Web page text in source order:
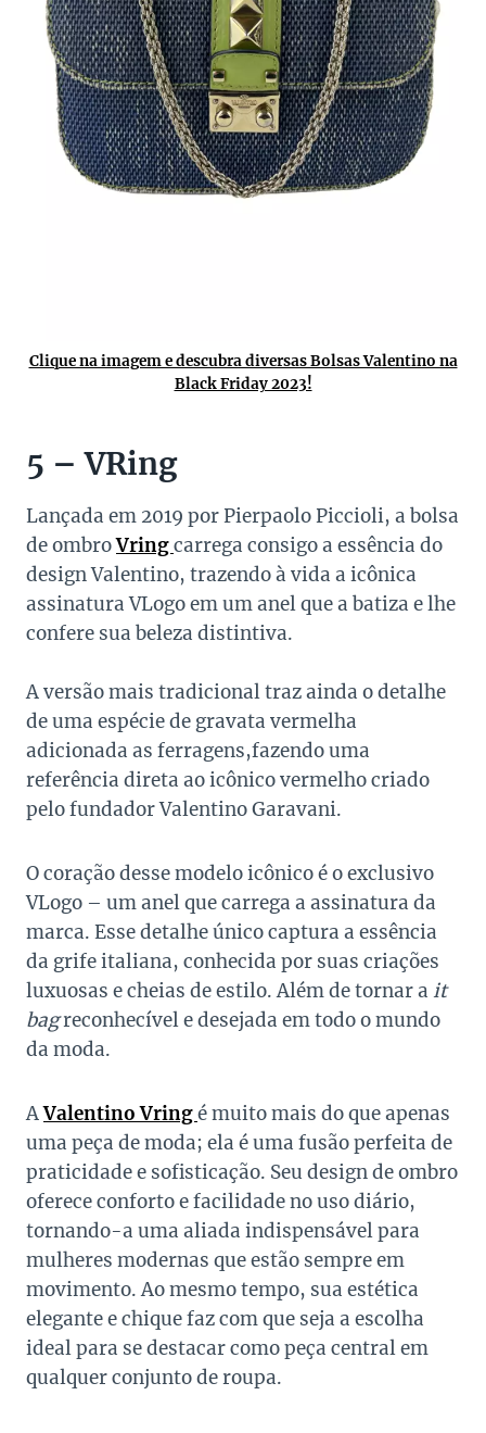
Clique na imagem e descubra diversas Bolsas Valentino na
Black Friday 2023!
5 – VRing
Lançada em 2019 por Pierpaolo Piccioli, a bolsa
de ombroVringcarrega consigo a essência do
design Valentino, trazendo à vida a icônica
assinatura VLogo em um anel que a batiza e lhe
confere sua beleza distintiva.
A versão mais tradicional traz ainda o detalhe
de uma espécie de gravata vermelha
adicionada as ferragens,fazendo uma
referência direta ao icônico vermelho criado
pelo fundador Valentino Garavani.
O coração desse modelo icônico é o exclusivo
VLogo – um anel que carrega a assinatura da
marca. Esse detalhe único captura a essência
da grife italiana, conhecida por suas criações
luxuosas e cheias de estilo. Além de tornar a it
bagreconhecível e desejada em todo o mundo
da moda.
AValentino Vringé muito mais do que apenas
uma peça de moda; ela é uma fusão perfeita de
praticidade e sofisticação. Seu design de ombro
oferece conforto e facilidade no uso diário,
tornando-a uma aliada indispensável para
mulheres modernas que estão sempre em
movimento. Ao mesmo tempo, sua estética
elegante e chique faz com que seja a escolha
ideal para se destacar como peça central em
qualquer conjunto de roupa.